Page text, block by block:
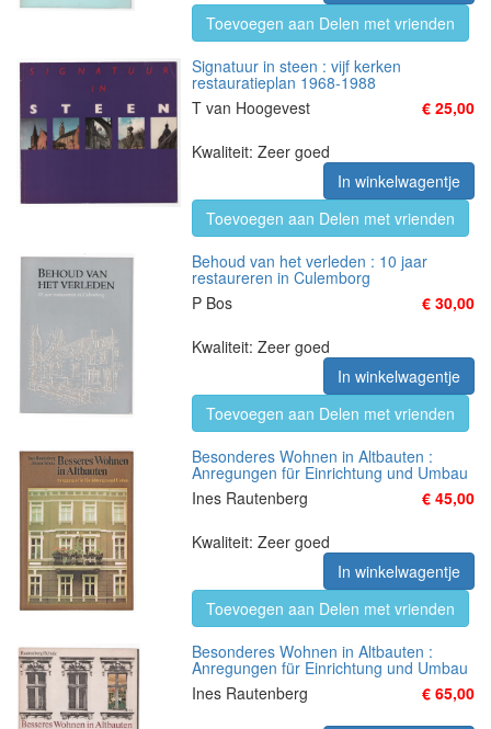
Toevoegen aan Delen met vrienden
Signatuur in steen : vijf kerken
restauratieplan 1968-1988
T van Hoogevest
€ 25,00
Kwaliteit: Zeer goed
In winkelwagentje
Toevoegen aan Delen met vrienden
Behoud van het verleden : 10 jaar
restaureren in Culemborg
P Bos
€ 30,00
Kwaliteit: Zeer goed
In winkelwagentje
Toevoegen aan Delen met vrienden
Besonderes Wohnen in Altbauten :
Anregungen für Einrichtung und Umbau
Ines Rautenberg
€ 45,00
Kwaliteit: Zeer goed
In winkelwagentje
Toevoegen aan Delen met vrienden
Besonderes Wohnen in Altbauten :
Anregungen für Einrichtung und Umbau
Ines Rautenberg
€ 65,00